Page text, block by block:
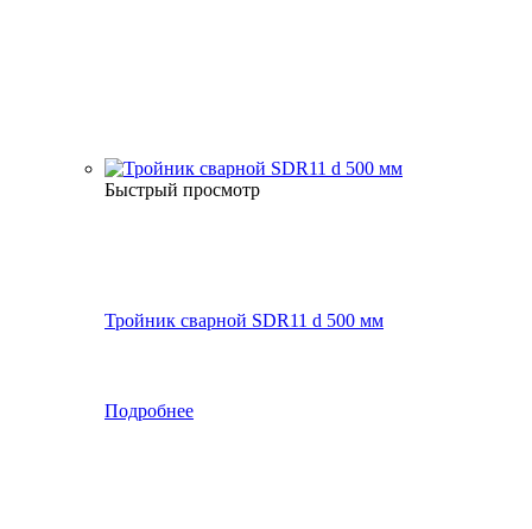
Быстрый просмотр
Тройник сварной SDR11 d 500 мм
Подробнее